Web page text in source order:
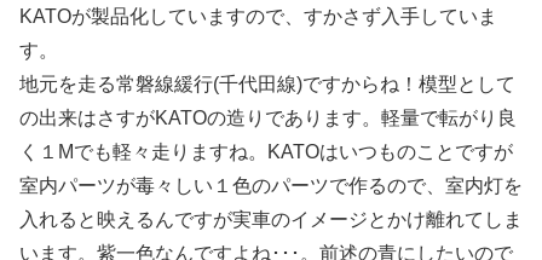
KATOが製品化していますので、すかさず入手していま
す。
地元を走る常磐線緩行(千代田線)ですからね！模型として
の出来はさすがKATOの造りであります。軽量で転がり良
く１Mでも軽々走りますね。KATOはいつものことですが
室内パーツが毒々しい１色のパーツで作るので、室内灯を
入れると映えるんですが実車のイメージとかけ離れてしま
います。紫一色なんですよね･･･。前述の青にしたいので